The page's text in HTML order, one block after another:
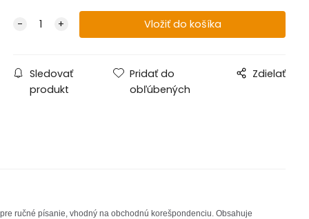
Sledovať
produkt
Pridať do
obľúbených
Zdielať
ručné písanie, vhodný na obchodnú korešpondenciu. Obsahuje